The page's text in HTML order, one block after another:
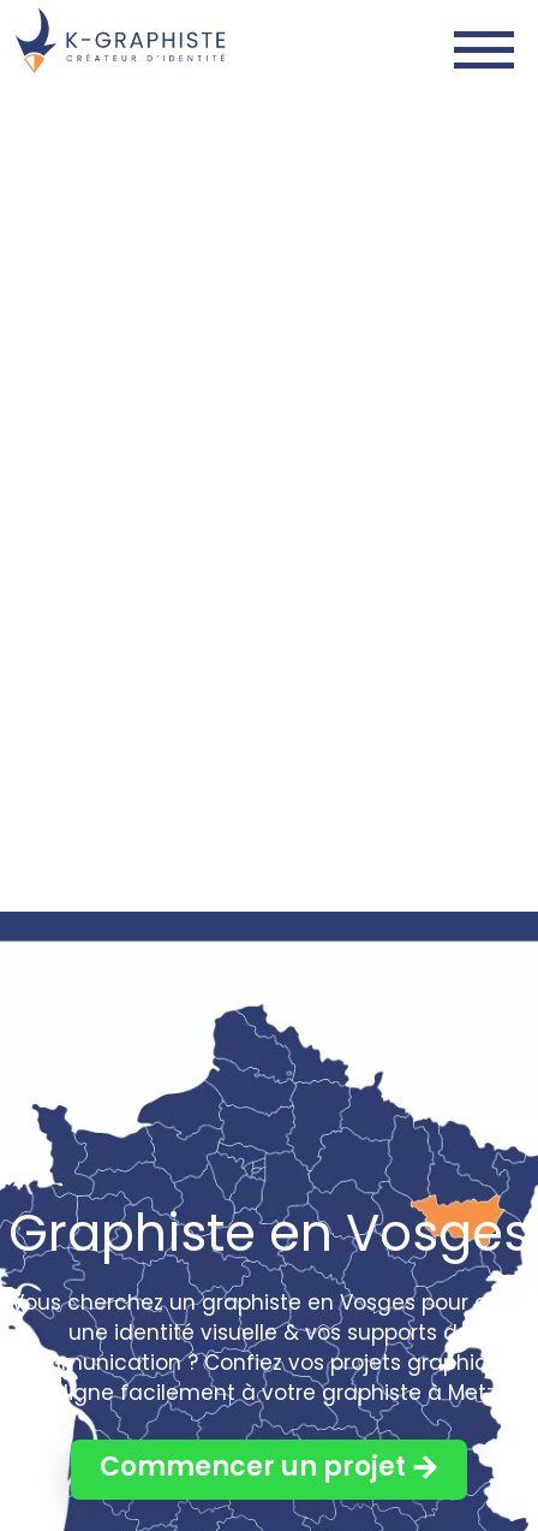
Graphiste en Vosges
Vous cherchez un graphiste en Vosges pour créer
une identité visuelle & vos supports de
communication ? Confiez vos projets graphiques
en ligne facilement à votre graphiste à Metz !
Commencer un projet